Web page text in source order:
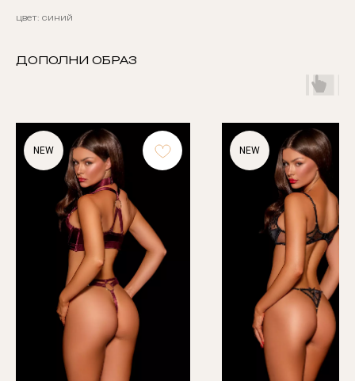
цвет: синий
ДОПОЛНИ ОБРАЗ
NEW NEW